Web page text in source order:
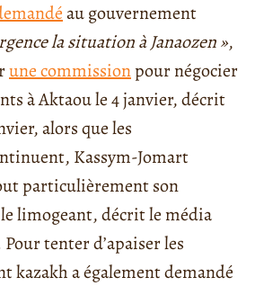
au gouvernement
la situation à Janaozen »,
une commissionpour négocier
à Aktaou le 4 janvier, décrit
alors que les
Kassym-Jomart
particulièrement son
limogeant, décrit le média
Pour tenter d’apaiser les
kazakh a également demandé